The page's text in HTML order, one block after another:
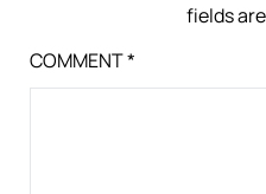
fields
COMMENT*